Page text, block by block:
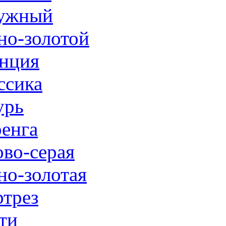
золотой
серая
золотая